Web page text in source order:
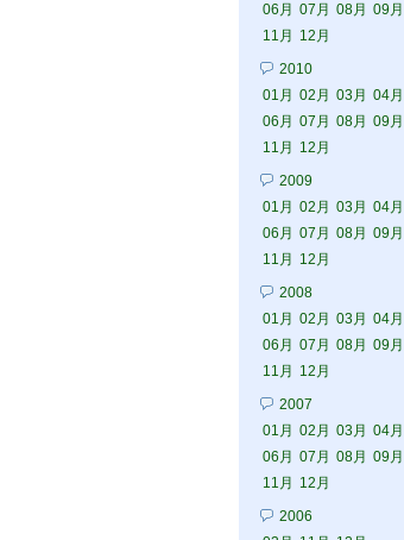
06月 07月 08月 09月
11月
12月
2010
01月 02月 03月 04月
06月 07月 08月 09月
11月
12月
2009
01月 02月 03月 04月
06月 07月 08月 09月
11月
12月
2008
01月 02月 03月 04月
06月 07月 08月 09月
11月
12月
2007
01月 02月 03月 04月
06月 07月 08月 09月
11月
12月
2006